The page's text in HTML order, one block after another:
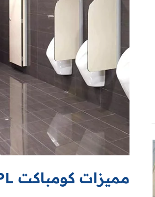
مميزات كومباكت HPL بارتشن